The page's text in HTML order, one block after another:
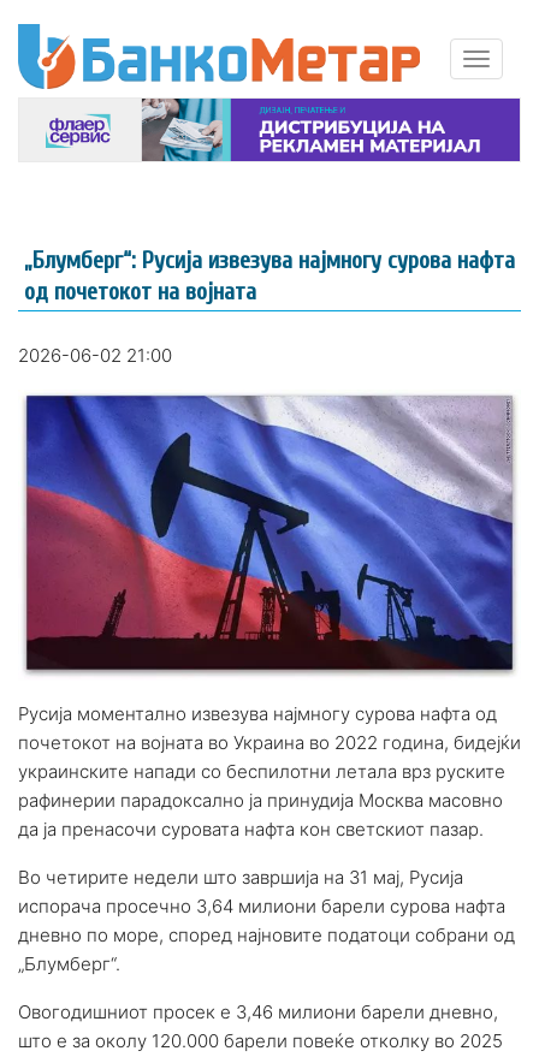
„Блумберг“: Русија извезува најмногу сурова нафта
од почетокот на војната
2026-06-02 21:00
Русија моментално извезува најмногу сурова нафта од
почетокот на војната во Украина во 2022 година, бидејќи
украинските напади со беспилотни летала врз руските
рафинерии парадоксално ја принудија Москва масовно
да ја пренасочи суровата нафта кон светскиот пазар.
Во четирите недели што завршија на 31 мај, Русија
испорача просечно 3,64 милиони барели сурова нафта
дневно по море, според најновите податоци собрани од
„Блумберг“.
Овогодишниот просек е 3,46 милиони барели дневно,
што е за околу 120.000 барели повеќе отколку во 2025